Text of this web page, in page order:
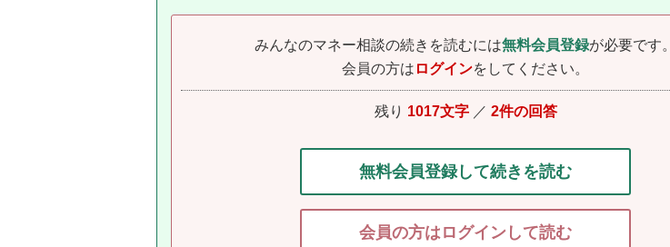
みんなのマネー相談の続きを読むには無料会員登録が必要です。
会員の方は ログインをしてください。
残り 1017文字／ 2件の回答
無料会員登録して続きを読む
会員の方はログインして読む